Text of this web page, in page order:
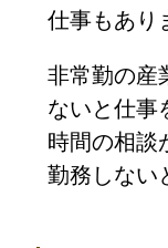
仕事もあり
非常勤の産
ないと仕事
時間の相談
勤務しない